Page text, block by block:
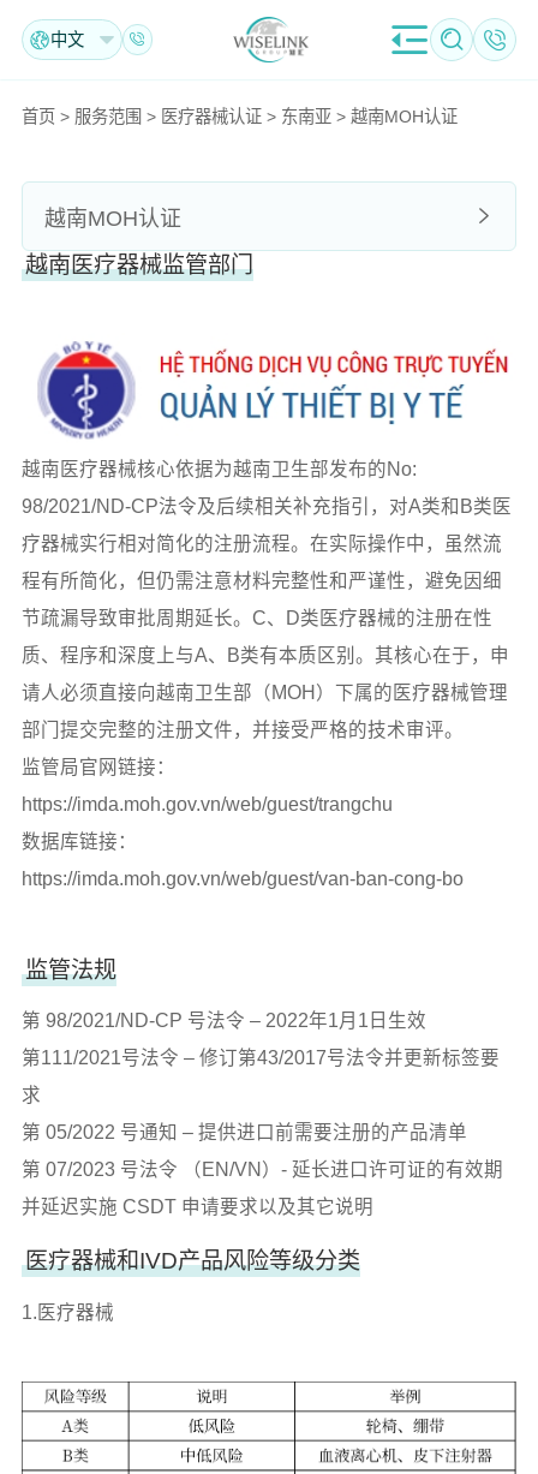
中文
首页 > 服务范围 > 医疗器械认证 > 东南亚 > 越南MOH认证
越南MOH认证
越南医疗器械监管部门
越南医疗器械核心依据为越南卫生部发布的No:
98/2021/ND-CP法令及后续相关补充指引，对A类和B类医
疗器械实行相对简化的注册流程。在实际操作中，虽然流
程有所简化，但仍需注意材料完整性和严谨性，避免因细
节疏漏导致审批周期延长。C、D类医疗器械的注册在性
质、程序和深度上与A、B类有本质区别。其核心在于，申
请人必须直接向越南卫生部（MOH）下属的医疗器械管理
部门提交完整的注册文件，并接受严格的技术审评。
监管局官网链接：
https://imda.moh.gov.vn/web/guest/trangchu
数据库链接：
https://imda.moh.gov.vn/web/guest/van-ban-cong-bo
监管法规
第 98/2021/ND-CP 号法令 – 2022年1月1日生效
第111/2021号法令 – 修订第43/2017号法令并更新标签要
求
第 05/2022 号通知 – 提供进口前需要注册的产品清单
第 07/2023 号法令 （EN/VN）- 延长进口许可证的有效期
并延迟实施 CSDT 申请要求以及其它说明
医疗器械和IVD产品风险等级分类
1.医疗器械